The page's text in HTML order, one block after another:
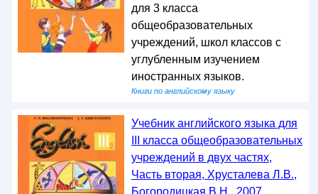
для 3 класса
общеобразовательных
учреждений, школ классов с
углубленным изучением
иностранных языков.
Книги по английскому языку
Учебник английского языка для
III класса общеобразовательных
учреждений в двух частях,
Часть вторая, Хрусталева Л.В.,
Богородицкая В.Н., 2007